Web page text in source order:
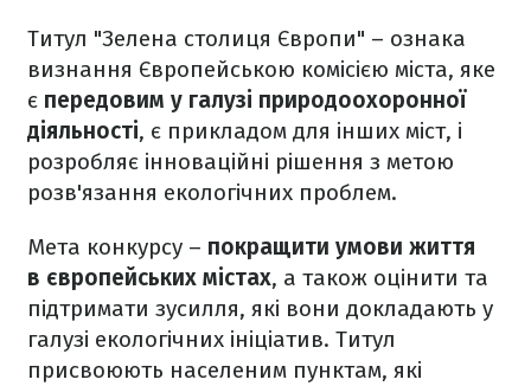
Титул "Зелена столиця Європи" – ознака
визнання Європейською комісією міста, яке
є передовим у галузі природоохоронної
діяльності, є прикладом для інших міст, і
розробляє інноваційні рішення з метою
розв'язання екологічних проблем.
Мета конкурсу – покращити умови життя
в європейських містах, а також оцінити та
підтримати зусилля, які вони докладають у
галузі екологічних ініціатив. Титул
присвоюють населеним пунктам, які